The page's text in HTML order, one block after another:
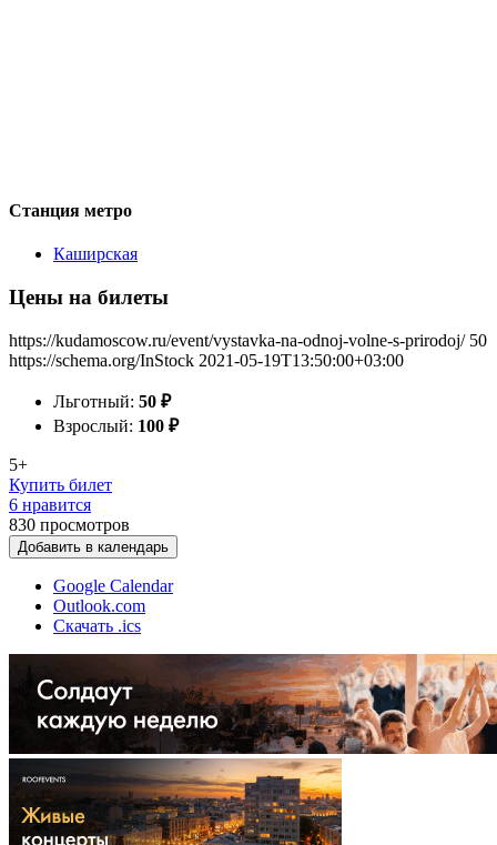
Станция метро
Каширская
Цены на билеты
https://kudamoscow.ru/event/vystavka-na-odnoj-volne-s-prirodoj/ 50
https://schema.org/InStock 2021-05-19T13:50:00+03:00
Льготный: 50 ₽
Взрослый: 100 ₽
5+
Купить билет
6 нравится
830 просмотров
Добавить в календарь
Google Calendar
Outlook.com
Скачать .ics